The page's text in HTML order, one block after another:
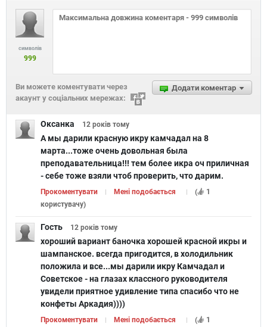
символів
999
Додати коментар
Ви можете коментувати через
акаунт у соціальних мережах:
Оксанка 12 років тому
А мы дарили красную икру камчадал на 8
марта...тоже очень довольная была
преподавательница!!! тем более икра оч приличная
- себе тоже взяли чтоб проверить, что дарим.
Прокоментувати Мені подобається (
1
користувачу)
Гость 12 років тому
хороший вариант баночка хорошей красной икры и
шампанское. всегда пригодится, в холодильник
положила и все...мы дарили икру Камчадал и
Советское - на глазах классного руководителя
увидели приятное удивление типа спасибо что не
конфеты Аркадия))))
Прокоментувати Мені подобається (
1